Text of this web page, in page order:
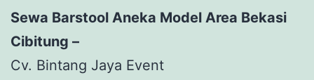
Sewa Barstool Aneka Model Area Bekasi
Cibitung –
Cv. Bintang Jaya Event